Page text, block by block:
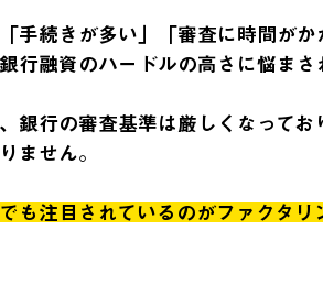
手続きが多い」「審査に時間が
行融資のハードルの高さに悩まさ
銀行の審査基準は厳しくなって
ません。
も注目されているのがファクタリ